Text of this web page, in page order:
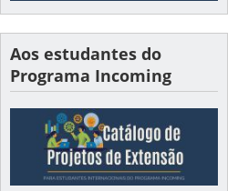
Aos estudantes do
Programa Incoming